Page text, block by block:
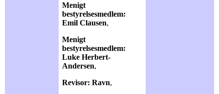
Menigt
bestyrelsesmedlem:
Emil Clausen,
Menigt
bestyrelsesmedlem:
Luke Herbert-
Andersen,
Revisor: Ravn,